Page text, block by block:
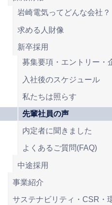
岩崎電気ってどんな会社？
求める人財像
新卒採用
募集要項・エントリー・
入社後のスケジュール
私たちは照らす
先輩社員の声
内定者に聞きました
よくあるご質問(FAQ)
中途採用
事業紹介
サステナビリティ・CSR・